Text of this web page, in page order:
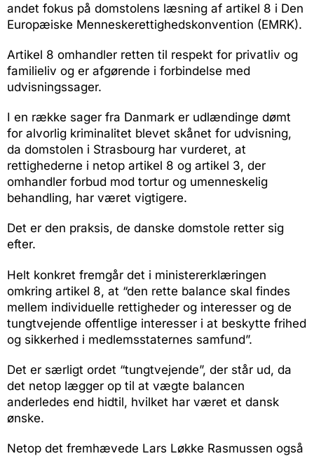
andet fokus på domstolens læsning af artikel 8 i Den
Europæiske Menneskerettighedskonvention (EMRK).
Artikel 8 omhandler retten til respekt for privatliv og
familieliv og er afgørende i forbindelse med
udvisningssager.
I en række sager fra Danmark er udlændinge dømt
for alvorlig kriminalitet blevet skånet for udvisning,
da domstolen i Strasbourg har vurderet, at
rettighederne i netop artikel 8 og artikel 3, der
omhandler forbud mod tortur og umenneskelig
behandling, har været vigtigere.
Det er den praksis, de danske domstole retter sig
efter.
Helt konkret fremgår det i ministererklæringen
omkring artikel 8, at “den rette balance skal findes
mellem individuelle rettigheder og interesser og de
tungtvejende offentlige interesser i at beskytte frihed
og sikkerhed i medlemsstaternes samfund”.
Det er særligt ordet “tungtvejende”, der står ud, da
det netop lægger op til at vægte balancen
anderledes end hidtil, hvilket har været et dansk
ønske.
Netop det fremhævede Lars Løkke Rasmussen også